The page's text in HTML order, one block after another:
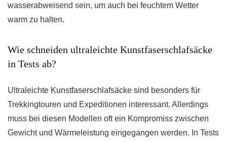
wasserabweisend sein, um auch bei feuchtem Wetter
warm zu halten.
Wie schneiden ultraleichte Kunstfaserschlafsäcke
in Tests ab?
Ultraleichte Kunstfaserschlafsäcke sind besonders für
Trekkingtouren und Expeditionen interessant. Allerdings
muss bei diesen Modellen oft ein Kompromiss zwischen
Gewicht und Wärmeleistung eingegangen werden. In Tests